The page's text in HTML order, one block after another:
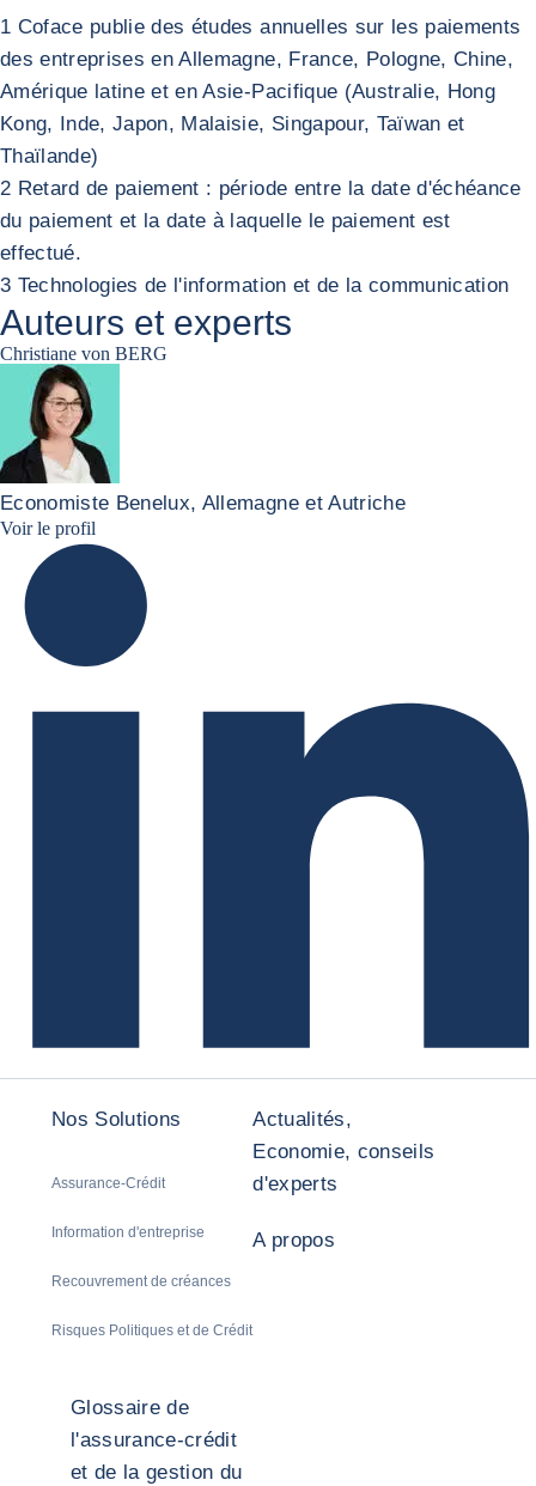
1 Coface publie des études annuelles sur les paiements
des entreprises en Allemagne, France, Pologne, Chine,
Amérique latine et en Asie-Pacifique (Australie, Hong
Kong, Inde, Japon, Malaisie, Singapour, Taïwan et
Thaïlande)
2 Retard de paiement : période entre la date d'échéance
du paiement et la date à laquelle le paiement est
effectué.
3 Technologies de l'information et de la communication
Auteurs et experts
Christiane von BERG
Economiste Benelux, Allemagne et Autriche
Voir le profil
Nos Solutions
Assurance-Crédit
Information d'entreprise
Recouvrement de créances
Risques Politiques et de Crédit
Actualités,
Economie, conseils
d'experts
A propos
Glossaire de
l'assurance-crédit
et de la gestion du